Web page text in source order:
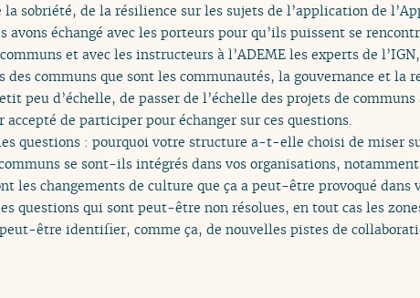
sobriété, de la résilience sur les sujets de l’application de
échangé avec les porteurs pour qu’ils puissent se
et avec les instructeurs à l’ADEME les experts de
communs que sont les communautés, la gouvernance et la
peu d’échelle, de passer de l’échelle des projets de communs
de participer pour échanger sur ces questions.
questions : pourquoi votre structure a-t-elle choisi de miser
se sont-ils intégrés dans vos organisations,
les changements de culture que ça a peut-être provoqué dans
questions qui sont peut-être non résolues, en tout cas les
être identifier, comme ça, de nouvelles pistes de